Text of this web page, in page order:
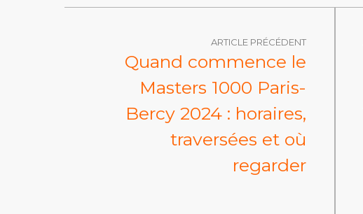
ARTICLE PRÉCÉDENT
Quand commence le
Masters 1000 Paris-
Bercy 2024 : horaires,
traversées et où
regarder